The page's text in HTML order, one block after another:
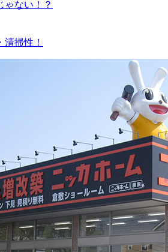
ゃない！？
掃性！